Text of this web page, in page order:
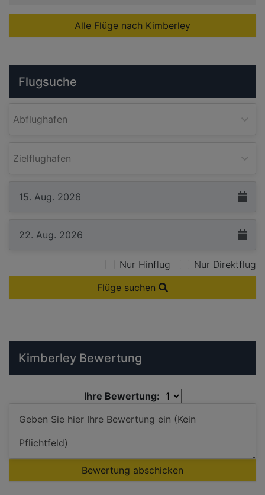
Alle Flüge nach Kimberley
Flugsuche
Abflughafen
Zielflughafen
Nur Hinflug
Nur Direktflug
Flüge suchen
Kimberley Bewertung
Ihre Bewertung:
Bewertung abschicken